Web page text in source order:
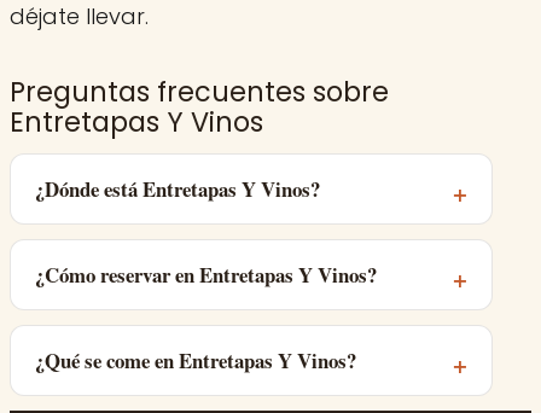
déjate llevar.
Preguntas frecuentes sobre
Entretapas Y Vinos
¿Dónde está Entretapas Y Vinos?
¿Cómo reservar en Entretapas Y Vinos?
¿Qué se come en Entretapas Y Vinos?